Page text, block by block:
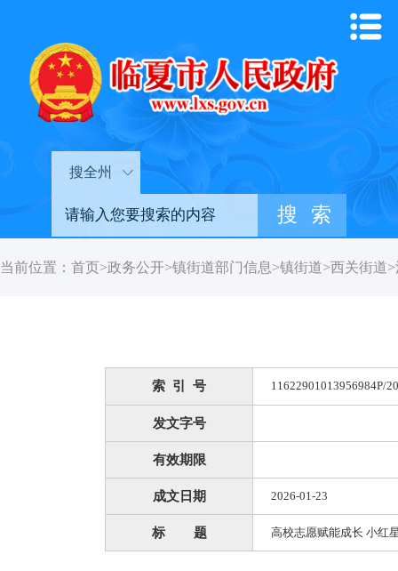
搜全州
当前位置： 首页>政务公开>镇街道部门信息>镇街道>西关街道>
索 引 号 11622901013956984P/
发文字号
有效期限
成文日期 2026-01-23
标 题 高校志愿赋能成长 小红